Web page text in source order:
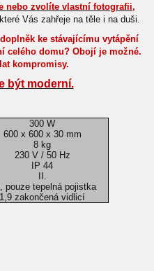
nebo zvolíte vlastní fotografii,
Vás zahřeje na těle i na duši.
ke stávajícímu vytápění
celého domu? Obojí je možné.
kompromisy.
být moderní.
300 W
600 x 600 x 30 mm
8 kg
230 V / 50 Hz
IP 44
pouze tepelná pojistka
1,9 zakončená vidlicí